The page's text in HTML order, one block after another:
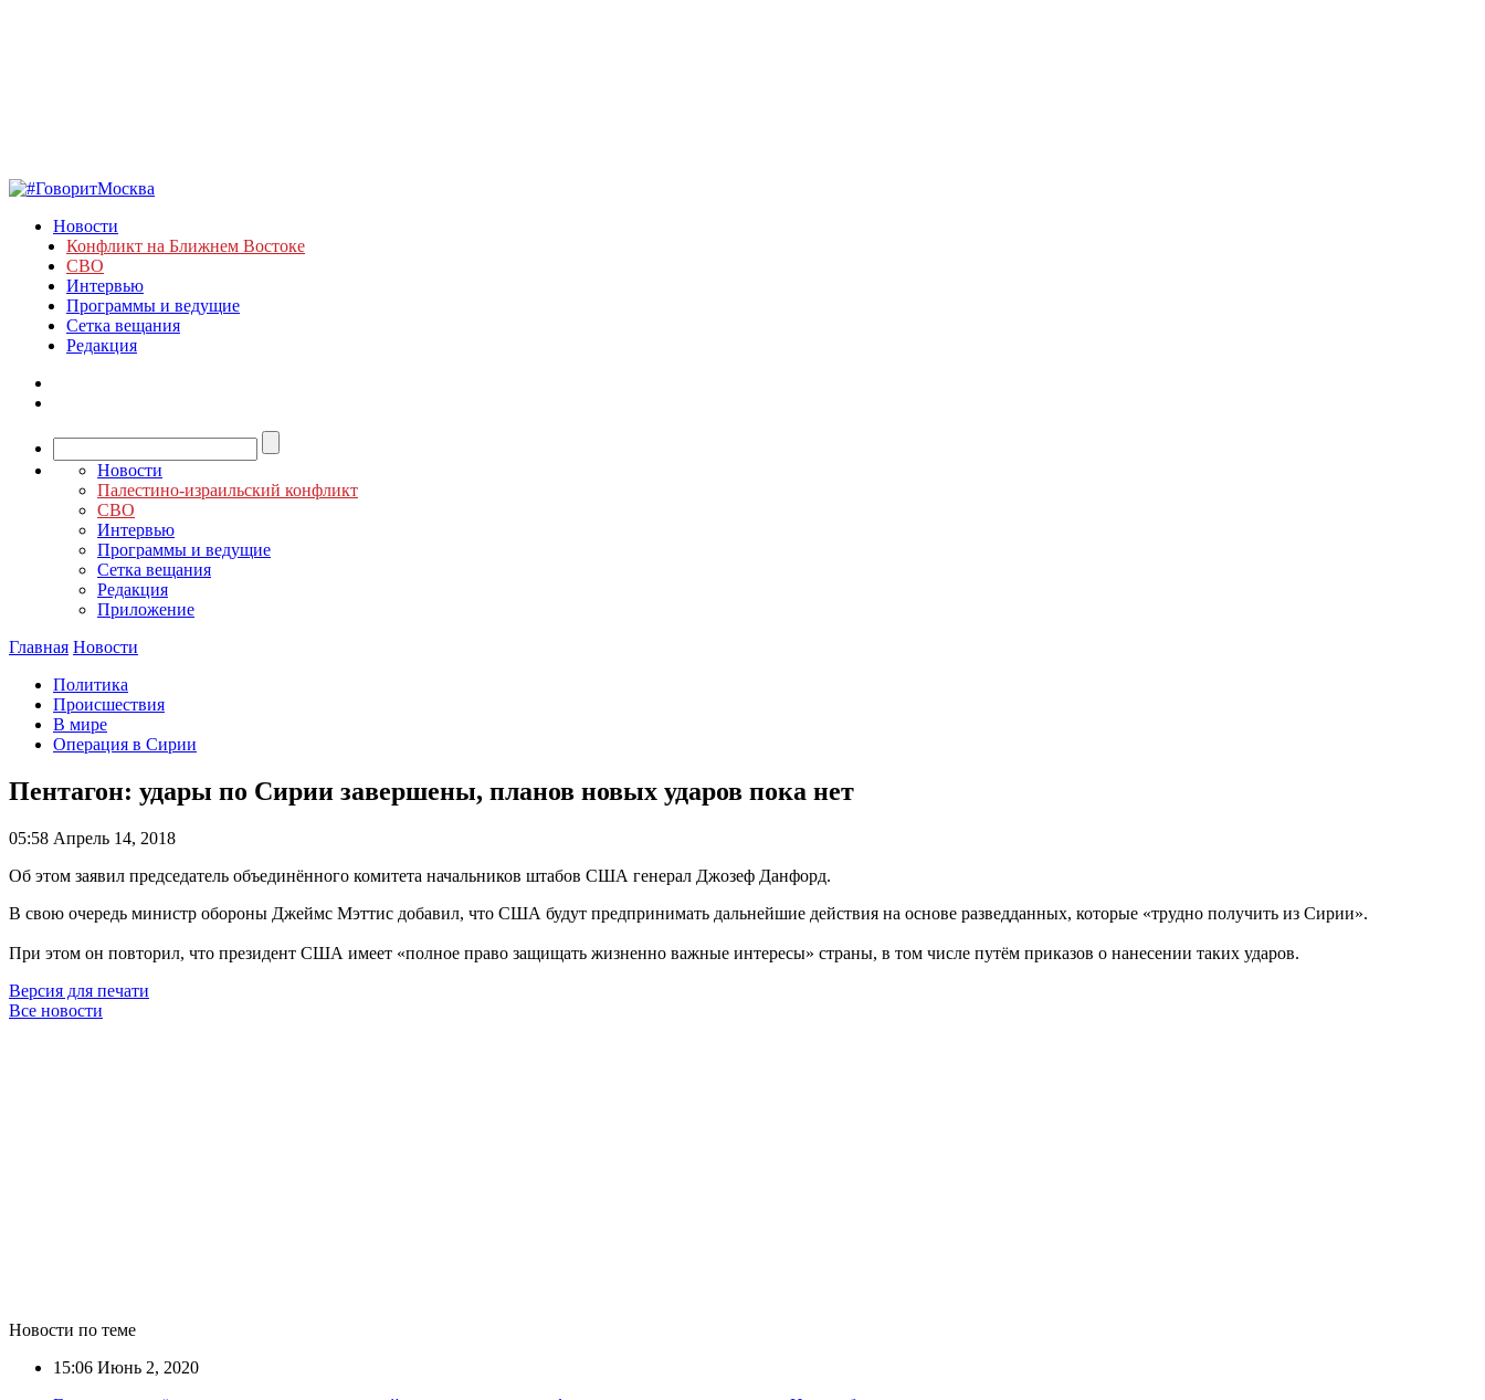
Новости
Конфликт на Ближнем Востоке
СВО
Интервью
Программы и ведущие
Сетка вещания
Редакция
Новости
Палестино-израильский конфликт
СВО
Интервью
Программы и ведущие
Сетка вещания
Редакция
Приложение
Главная Новости
Политика
Происшествия
В мире
Операция в Сирии
Пентагон: удары по Сирии завершены, планов новых ударов пока нет
05:58 Апрель 14, 2018
Об этом заявил председатель объединённого комитета начальников штабов США генерал Джозеф Данфорд.
В свою очередь министр обороны Джеймс Мэттис добавил, что США будут предпринимать дальнейшие действия на основе разведданных, которые «трудно получить из Сирии».
При этом он повторил, что президент США имеет «полное право защищать жизненно важные интересы» страны, в том числе путём приказов о нанесении таких ударов.
Версия для печати
Все новости
Новости по теме
15:06 Июнь 2, 2020